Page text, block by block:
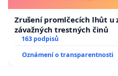
Zrušení promlčecích lhůt u
závažných trestných činů
163 podpisů
Oznámení o transparentnosti